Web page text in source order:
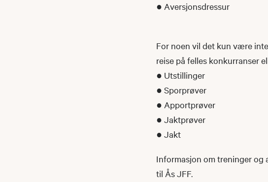
● Aversjonsdressur
For noen vil det kun være
reise på felles konkurranser
● Utstillinger
● Sporprøver
● Apportprøver
● Jaktprøver
● Jakt
Informasjon om treninger og
til Ås JFF.